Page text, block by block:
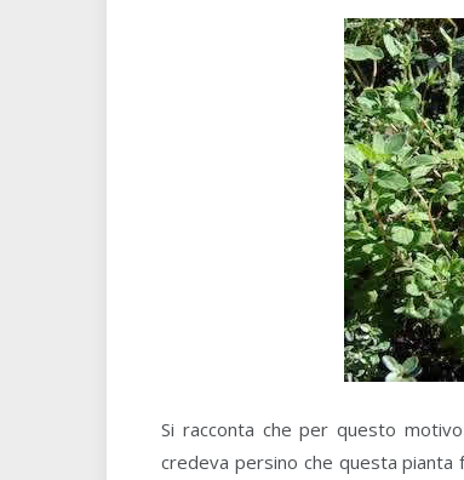
Si racconta che per questo
credeva persino che questa